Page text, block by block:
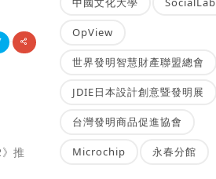
推
OpView
世界發明智慧財產聯盟總會
JDIE日本設計創意暨發明展
台灣發明商品促進協會
Microchip 永春分館